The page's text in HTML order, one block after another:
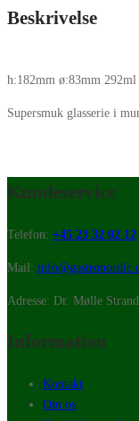
Beskrivelse
h:182mm ø:83mm 292ml
Supersmuk glasserie i
Kundeservice
Telefon: +45 23 32 02 12
Mail:
Adresse: Dr. Mølle
Information
Kontakt
Om os